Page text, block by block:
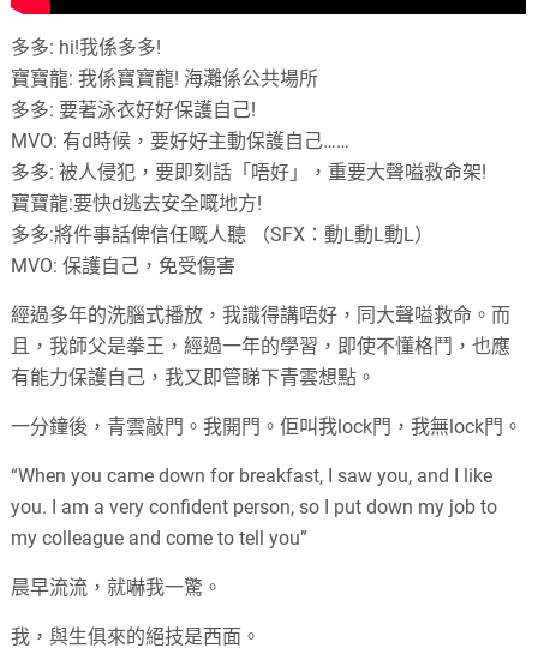
多多: hi!我係多多!
寶寶龍: 我係寶寶龍! 海灘係公共場所
多多: 要著泳衣好好保護自己!
MVO: 有d時候，要好好主動保護自己……
多多: 被人侵犯，要即刻話「唔好」，重要大聲嗌救命架!
寶寶龍:要快d逃去安全嘅地方!
多多:將件事話俾信任嘅人聽 （SFX：動L動L動L）
MVO: 保護自己，免受傷害
經過多年的洗腦式播放，我識得講唔好，同大聲嗌救命。而
且，我師父是拳王，經過一年的學習，即使不懂格鬥，也應
有能力保護自己，我又即管睇下青雲想點。
一分鐘後，青雲敲門。我開門。佢叫我lock門，我無lock門。
“When you came down for breakfast, I saw you, and I like
you. I am a very confident person, so I put down my job to
my colleague and come to tell you”
晨早流流，就嚇我一驚。
我，與生俱來的絕技是西面。